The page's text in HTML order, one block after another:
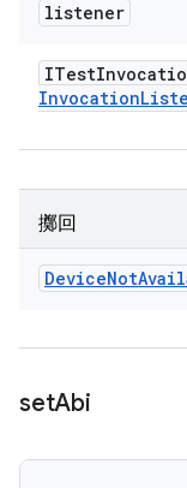
listener
ITest
Invocation
擲回
DeviceNot
setAbi